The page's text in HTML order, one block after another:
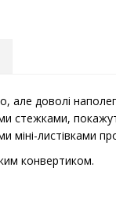
але доволі
стежками,
листівками
конвертиком.